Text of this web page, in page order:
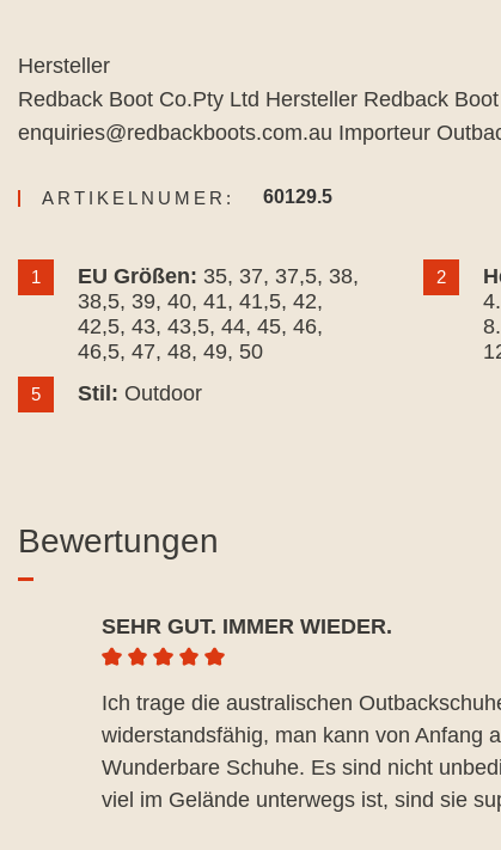
Hersteller
Redback Boot Co.Pty Ltd Hersteller Redback
enquiries@redbackboots.com.au Importeur
ARTIKELNUMER: 60129.5
1 EU Größen: 35, 37, 37,5, 38,
38,5, 39, 40, 41, 41,5, 42,
42,5, 43, 43,5, 44, 45, 46,
46,5, 47, 48, 49, 50
2
5 Stil: Outdoor
Bewertungen
SEHR GUT. IMMER WIEDER.
Durchschnittliche Bewertung von 5 von 5
Ich trage die australischen
widerstandsfähig, man kann von Anfang
Wunderbare Schuhe. Es sind nicht
viel im Gelände unterwegs ist, sind sie